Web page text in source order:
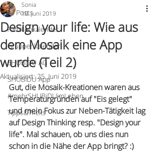
All Posts
Familienkalender
Gruppenkalender
SHUBiDU AG
SHUBiDU App
#mehrSHUBiDUimLeben
Tipps&Tricks
Design your life: Wie aus
dem Mosaik eine App
wurde (Teil 2)
Sonia
10. Juni 2019
Aktualisiert:25. Juni 2019
Gut, die Mosaik-Kreationen waren aus
Temperaturgründen auf "Eis gelegt"
und mein Fokus zur Neben-Tätigkeit lag
auf Design Thinking resp. "Design your
life". Mal schauen, ob uns dies nun
schon in die Nähe der App bringt? :)